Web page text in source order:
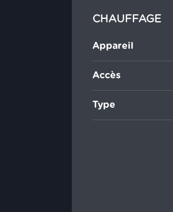
CHAUFFAGE
Appareil
Accès
Type